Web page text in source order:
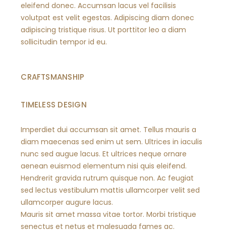
eleifend donec. Accumsan lacus vel facilisis
volutpat est velit egestas. Adipiscing diam donec
adipiscing tristique risus. Ut porttitor leo a diam
sollicitudin tempor id eu.
CRAFTSMANSHIP
TIMELESS DESIGN
Imperdiet dui accumsan sit amet. Tellus mauris a
diam maecenas sed enim ut sem. Ultrices in iaculis
nunc sed augue lacus. Et ultrices neque ornare
aenean euismod elementum nisi quis eleifend.
Hendrerit gravida rutrum quisque non. Ac feugiat
sed lectus vestibulum mattis ullamcorper velit sed
ullamcorper augure lacus.
Mauris sit amet massa vitae tortor. Morbi tristique
senectus et netus et malesuada fames ac.